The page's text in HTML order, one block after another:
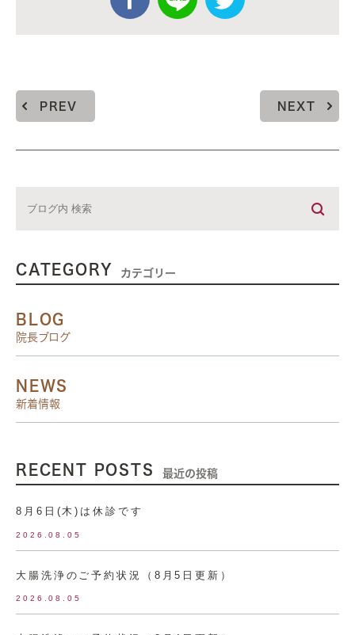
PREV NEXT
CATEGORY カテゴリー
BLOG
院長ブログ
NEWS
新着情報
RECENT POSTS 最近の投稿
8月6日(木)は休診です
2026.08.05
大腸洗浄のご予約状況（8月5日更新）
2026.08.05